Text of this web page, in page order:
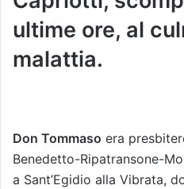
ultime ore, al
malattia.
Don Tommaso era
Benedetto-Ripatransone-
a Sant’Egidio alla Vibrata,